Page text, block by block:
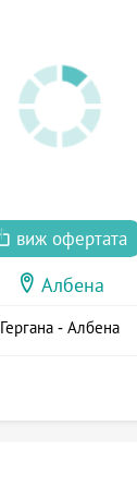
виж офертата
Албена
Гергана - Албена